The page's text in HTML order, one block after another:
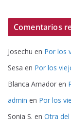
Comentarios
Josechu en Por los
Sesa en Por los
Blanca Amador en
admin en Por los
Sonia S. en Otra